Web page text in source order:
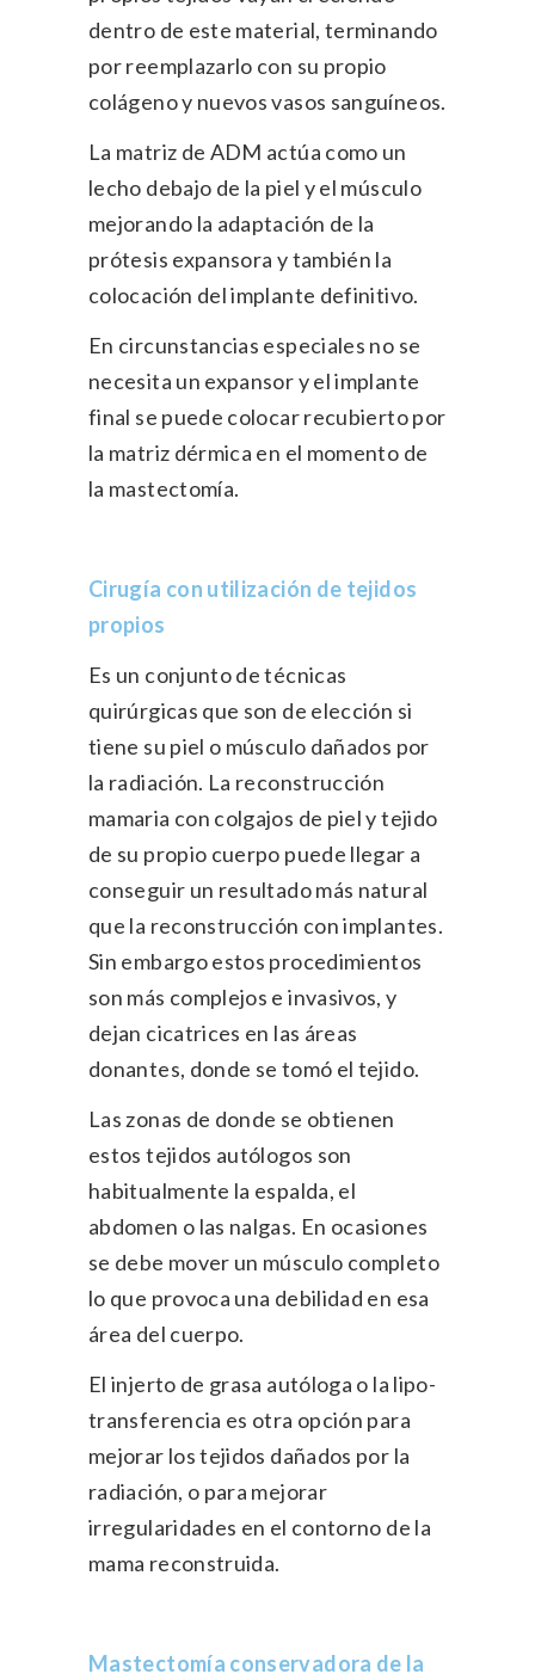
dentro de este material, terminando
por reemplazarlo con su propio
colágeno y nuevos vasos sanguíneos.
La matriz de ADM actúa como un
lecho debajo de la piel y el músculo
mejorando la adaptación de la
prótesis expansora y también la
colocación del implante definitivo.
En circunstancias especiales no se
necesita un expansor y el implante
final se puede colocar recubierto por
la matriz dérmica en el momento de
la mastectomía.
Cirugía con utilización de tejidos
propios
Es un conjunto de técnicas
quirúrgicas que son de elección si
tiene su piel o músculo dañados por
la radiación. La reconstrucción
mamaria con colgajos de piel y tejido
de su propio cuerpo puede llegar a
conseguir un resultado más natural
que la reconstrucción con implantes.
Sin embargo estos procedimientos
son más complejos e invasivos, y
dejan cicatrices en las áreas
donantes, donde se tomó el tejido.
Las zonas de donde se obtienen
estos tejidos autólogos son
habitualmente la espalda, el
abdomen o las nalgas. En ocasiones
se debe mover un músculo completo
lo que provoca una debilidad en esa
área del cuerpo.
El injerto de grasa autóloga o la lipo-
transferencia es otra opción para
mejorar los tejidos dañados por la
radiación, o para mejorar
irregularidades en el contorno de la
mama reconstruida.
Mastectomía conservadora de la